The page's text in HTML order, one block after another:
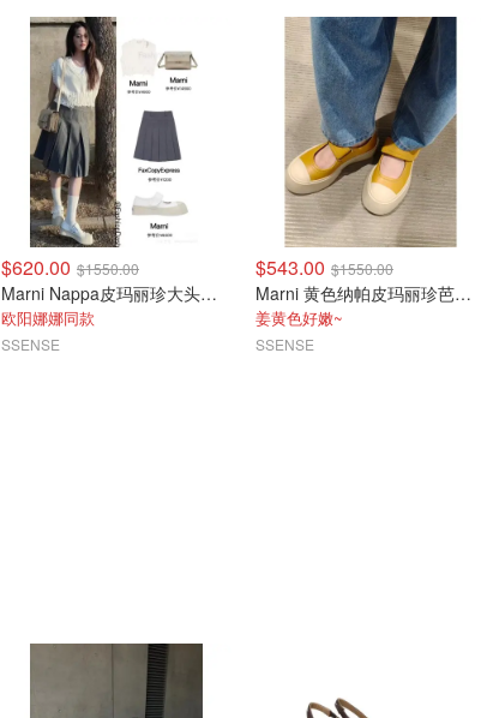
$620.00 $1550.00
Marni Nappa皮玛丽珍大头鞋 米色
欧阳娜娜同款
SSENSE
$543.00 $1550.00
Marni 黄色纳帕皮玛丽珍芭蕾平底鞋
姜黄色好嫩~
SSENSE